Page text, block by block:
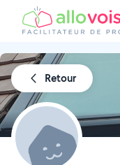
Retour